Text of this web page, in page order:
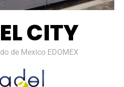
CITY
de Mexico EDOMEX